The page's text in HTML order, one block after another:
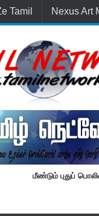
Tamil Nexus Art
மீண்டும் புதுப்